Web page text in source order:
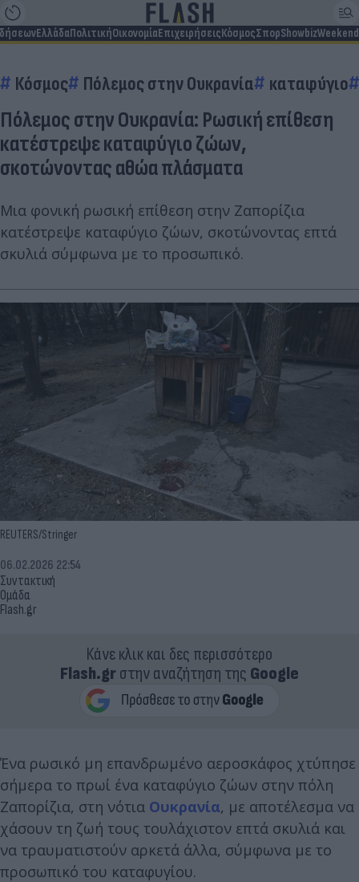
ΕλλάδαΠολιτικήΟικονομίαΕπιχειρήσειςΚόσμοςΣπορShowbizWeekend
Κόσμος Πόλεμος στην Ουκρανία καταφύγιο
Πόλεμος στην Ουκρανία: Ρωσική επίθεση
κατέστρεψε καταφύγιο ζώων,
σκοτώνοντας αθώα πλάσματα
Μια φονική ρωσική επίθεση στην Ζαπορίζια
κατέστρεψε καταφύγιο ζώων, σκοτώνοντας επτά
σκυλιά σύμφωνα με το προσωπικό.
REUTERS/Stringer
Συντακτική
Ομάδα
Flash.gr
06.02.2026 22:54
Κάνε κλικ και δες περισσότερο
Flash.grστην αναζήτηση της Google
Ένα ρωσικό μη επανδρωμένο αεροσκάφος χτύπησε
σήμερα το πρωί ένα καταφύγιο ζώων στην πόλη
Ζαπορίζια, στη νότια Ουκρανία, με αποτέλεσμα να
χάσουν τη ζωή τους τουλάχιστον επτά σκυλιά και
να τραυματιστούν αρκετά άλλα, σύμφωνα με το
προσωπικό του καταφυγίου.